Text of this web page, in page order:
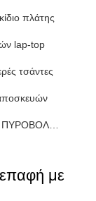
πλάτης
lap-top
τσάντες
ΠΥΡΟΒΟΛΩΝ ΌΠΛΩΝ
με